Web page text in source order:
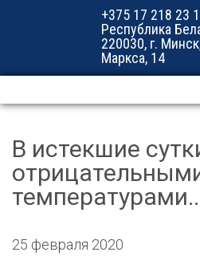
+375 17 218 23
Республика
220030, г.
Маркса, 14
В истекшие
25 февраля 2020